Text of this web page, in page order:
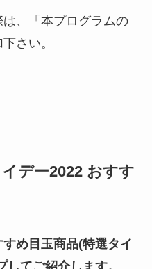
、「本プログラムの
さい。
デー2022 おすす
め目玉商品(特選タイ